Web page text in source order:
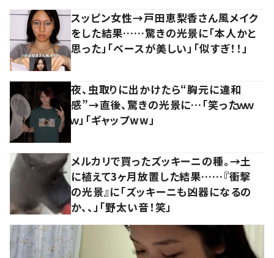
スッピン女性→戸田恵梨香さん風メイク
をした結果……驚きの光景に「本人かと
思った」「ベースが美しい」「似すぎ！！」
夜、虫取りに出かけたら“胸元に違和
感”→直後、驚きの光景に…「笑ったｗｗ
ｗ」「ギャップww」
メルカリで買ったズッキーニの種。→土
に植えて3ヶ月放置した結果……『衝撃
の光景』に「ズッキーニも凶器になるの
か、、」「野太い音！笑」